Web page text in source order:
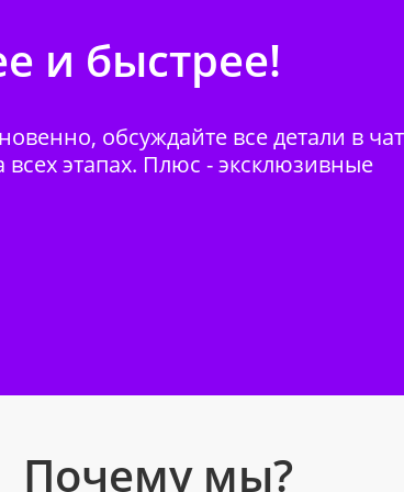
и быстрее!
обсуждайте все детали в
этапах. Плюс - эксклюзивные
Почему мы?